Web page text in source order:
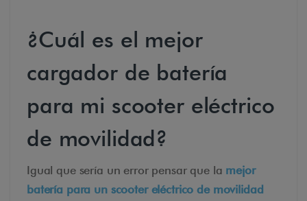
¿Cuál es el mejor
cargador de batería
para mi scooter eléctrico
de movilidad?
Igual que sería un error pensar que la mejor
batería para un scooter eléctrico de movilidad